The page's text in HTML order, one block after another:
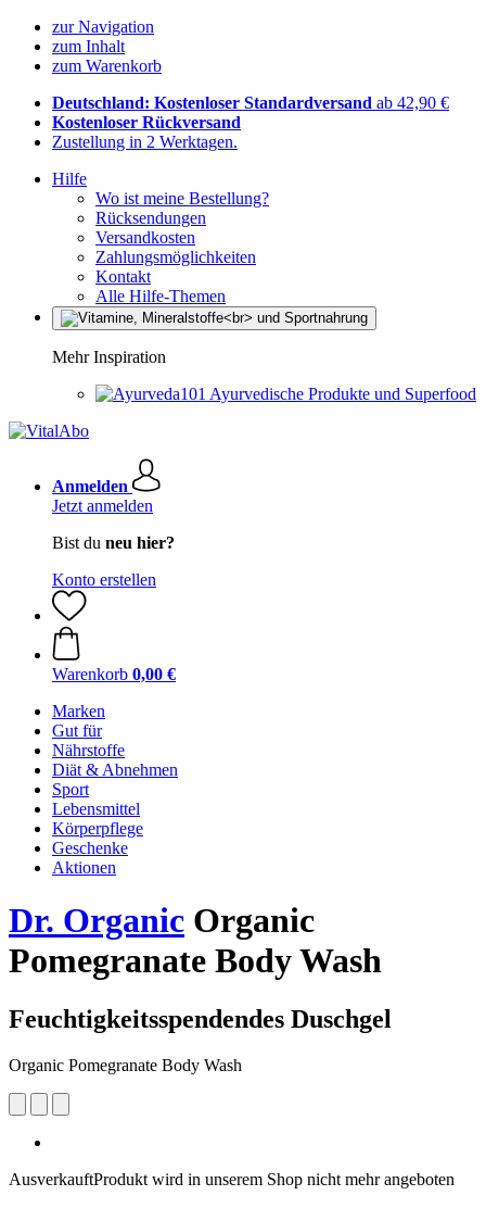
zur Navigation
zum Inhalt
zum Warenkorb
Deutschland: Kostenloser Standardversand ab 42,90 €
Kostenloser Rückversand
Zustellung in 2 Werktagen.
Hilfe
Wo ist meine Bestellung?
Rücksendungen
Versandkosten
Zahlungsmöglichkeiten
Kontakt
Alle Hilfe-Themen
Mehr Inspiration
Ayurvedische Produkte und Superfood
Anmelden
Jetzt anmelden
Bist du neu hier?
Konto erstellen
Warenkorb 0,00 €
Marken
Gut für
Nährstoffe
Diät & Abnehmen
Sport
Lebensmittel
Körperpflege
Geschenke
Aktionen
Dr. Organic Organic
Pomegranate Body Wash
Feuchtigkeitsspendendes Duschgel
Organic Pomegranate Body Wash
AusverkauftProdukt wird in unserem Shop nicht mehr angeboten